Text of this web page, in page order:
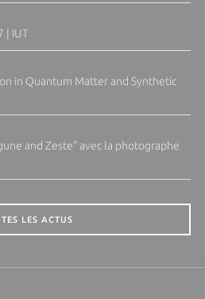
| IUT
in Quantum Matter and Synthetic
and Zeste" avec la photographe
LES ACTUS